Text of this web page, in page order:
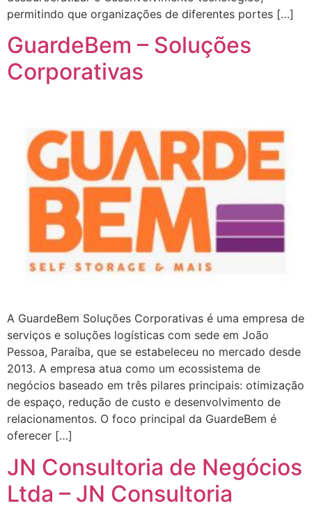
permitindo que organizações de diferentes portes […]
GuardeBem – Soluções
Corporativas
A GuardeBem Soluções Corporativas é uma empresa de
serviços e soluções logísticas com sede em João
Pessoa, Paraíba, que se estabeleceu no mercado desde
2013. A empresa atua como um ecossistema de
negócios baseado em três pilares principais: otimização
de espaço, redução de custo e desenvolvimento de
relacionamentos. O foco principal da GuardeBem é
oferecer […]
JN Consultoria de Negócios
Ltda – JN Consultoria